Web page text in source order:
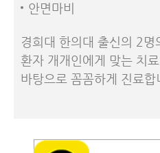
안면마비
경희대 한의대 출신의 2명
환자 개개인에게 맞는 치
바탕으로 꼼꼼하게 진료합